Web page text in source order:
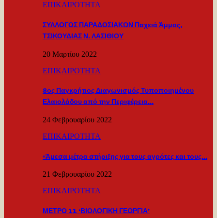
ΕΠΙΚΑΙΡΟΤΗΤΑ
ΣΥΛΛΟΓΟΣ ΠΑΡΑΔΟΣΙΑΚΩΝ Παχειά Άμμος,
ΤΣΙΚΟΥΔΙΑΣ Ν. ΛΑΣΙΘΙΟΥ
20 Μαρτίου 2022
ΕΠΙΚΑΙΡΟΤΗΤΑ
8ος Παγκρήτιος Διαγωνισμός Τυποποιημένου
Ελαιολάδου από την Περιφέρεια…
24 Φεβρουαρίου 2022
ΕΠΙΚΑΙΡΟΤΗΤΑ
«Άμεσα μέτρα στήριξης για τους αγρότες και τους…
21 Φεβρουαρίου 2022
ΕΠΙΚΑΙΡΟΤΗΤΑ
ΜΕΤΡΟ 11 ‘ΒΙΟΛΟΓΙΚΗ ΓΕΩΡΓΙΑ’